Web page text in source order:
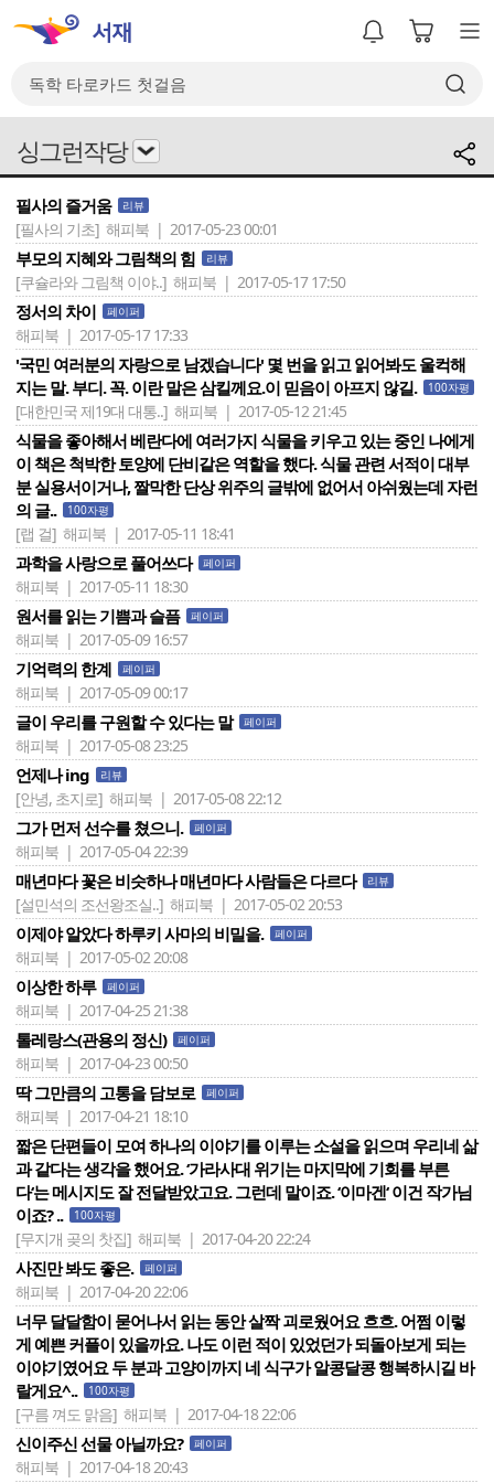
싱그런작당
필사의 즐거움 리뷰
[필사의 기초] 해피북 | 2017-05-23 00:01
부모의 지혜와 그림책의 힘 리뷰
[쿠슐라와 그림책 이야..] 해피북 | 2017-05-17 17:50
정서의 차이 페이퍼
해피북 | 2017-05-17 17:33
'국민 여러분의 자랑으로 남겠습니다' 몇 번을 읽고 읽어봐도 울컥해
지는 말. 부디. 꼭. 이란 말은 삼킬께요.이 믿음이 아프지 않길.
100자평
[대한민국 제19대 대통..] 해피북 | 2017-05-12 21:45
식물을 좋아해서 베란다에 여러가지 식물을 키우고 있는 중인 나에게
이 책은 척박한 토양에 단비같은 역할을 했다. 식물 관련 서적이 대부
분 실용서이거나, 짤막한 단상 위주의 글밖에 없어서 아쉬웠는데 자런
의 글..
100자평
[랩 걸] 해피북 | 2017-05-11 18:41
과학을 사랑으로 풀어쓰다 페이퍼
해피북 | 2017-05-11 18:30
원서를 읽는 기쁨과 슬픔 페이퍼
해피북 | 2017-05-09 16:57
기억력의 한계 페이퍼
해피북 | 2017-05-09 00:17
글이 우리를 구원할 수 있다는 말 페이퍼
해피북 | 2017-05-08 23:25
언제나 ing 리뷰
[안녕, 초지로] 해피북 | 2017-05-08 22:12
그가 먼저 선수를 쳤으니. 페이퍼
해피북 | 2017-05-04 22:39
매년마다 꽃은 비슷하나 매년마다 사람들은 다르다 리뷰
[설민석의 조선왕조실..] 해피북 | 2017-05-02 20:53
이제야 알았다 하루키 사마의 비밀을. 페이퍼
해피북 | 2017-05-02 20:08
이상한 하루 페이퍼
해피북 | 2017-04-25 21:38
톨레랑스(관용의 정신) 페이퍼
해피북 | 2017-04-23 00:50
딱 그만큼의 고통을 담보로 페이퍼
해피북 | 2017-04-21 18:10
짧은 단편들이 모여 하나의 이야기를 이루는 소설을 읽으며 우리네 삶
과 같다는 생각을 했어요. ‘가라사대 위기는 마지막에 기회를 부른
다‘는 메시지도 잘 전달받았고요. 그런데 말이죠. ‘이마겐‘ 이건 작가님
이죠? ..
100자평
[무지개 곶의 찻집] 해피북 | 2017-04-20 22:24
사진만 봐도 좋은. 페이퍼
해피북 | 2017-04-20 22:06
너무 달달함이 묻어나서 읽는 동안 살짝 괴로웠어요 흐흐. 어쩜 이렇
게 예쁜 커플이 있을까요. 나도 이런 적이 있었던가 되돌아보게 되는
이야기였어요 두 분과 고양이까지 네 식구가 알콩달콩 행복하시길 바
랄게요^..
100자평
[구름 껴도 맑음] 해피북 | 2017-04-18 22:06
신이주신 선물 아닐까요? 페이퍼
해피북 | 2017-04-18 20:43